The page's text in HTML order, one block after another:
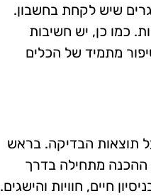
שיש לקחת בחשבון.
כמו כן, יש חשיבות
מתמיד של הכלים
תוצאות הבדיקה. בראש
ההכנה מתחילה בדרך
חיים, חוויות והישגים.